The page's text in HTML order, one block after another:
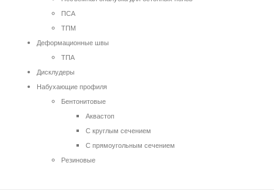
ПСА
ТПМ
Деформационные швы
ТПА
Дисклудеры
Набухающие профиля
Бентонитовые
Аквастоп
С круглым сечением
С прямоугольным сечением
Резиновые